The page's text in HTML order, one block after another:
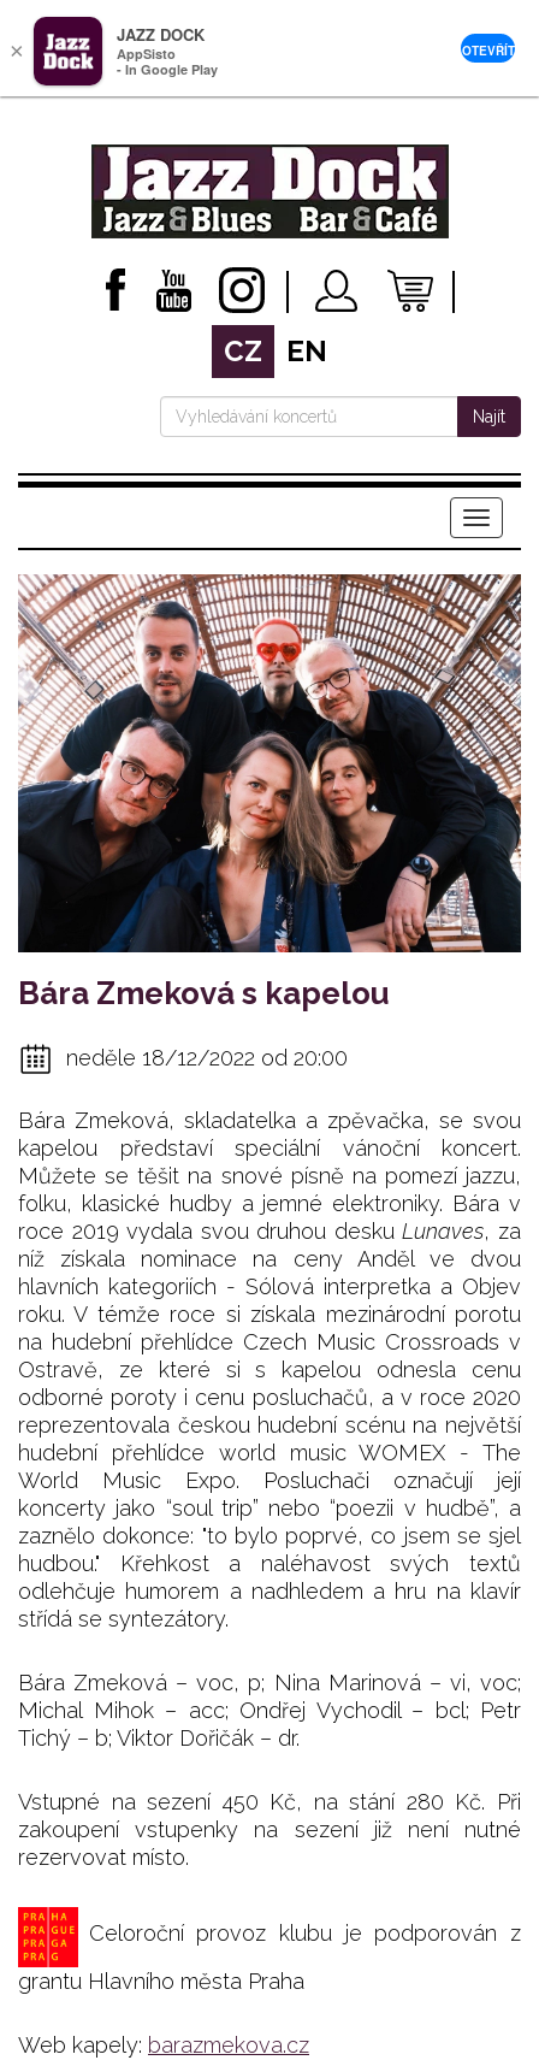
CZ EN
Najít
Menu
Bára Zmeková s kapelou
neděle 18/12/2022 od 20:00
Bára Zmeková, skladatelka a zpěvačka, se svou
kapelou představí speciální vánoční koncert.
Můžete se těšit na snové písně na pomezí jazzu,
folku, klasické hudby a jemné elektroniky. Bára v
roce 2019 vydala svou druhou deskuLunaves, za
níž získala nominace na ceny Anděl ve dvou
hlavních kategoriích - Sólová interpretka a Objev
roku. V témže roce si získala mezinárodní porotu
na hudební přehlídce Czech Music Crossroads v
Ostravě, ze které si s kapelou odnesla cenu
odborné poroty i cenu posluchačů, a v roce 2020
reprezentovala českou hudební scénu na největší
hudební přehlídce world music WOMEX - The
World Music Expo. Posluchači označují její
koncerty jako “soul trip” nebo “poezii v hudbě”, a
zaznělo dokonce: "to bylo poprvé, co jsem se sjel
hudbou." Křehkost a naléhavost svých textů
odlehčuje humorem a nadhledem a hru na klavír
střídá se syntezátory.
Bára Zmeková – voc, p; Nina Marinová – vi, voc;
Michal Mihok – acc; Ondřej Vychodil – bcl; Petr
Tichý – b; Viktor Dořičák – dr.
Vstupné na sezení 450 Kč, na stání 280 Kč. Při
zakoupení vstupenky na sezení již není nutné
rezervovat místo.
Celoroční provoz klubu je podporován z
grantu Hlavního města Praha
Web kapely: barazmekova.cz
×
JAZZ DOCK
AppSisto
- In Google Play
OTEVŘÍT